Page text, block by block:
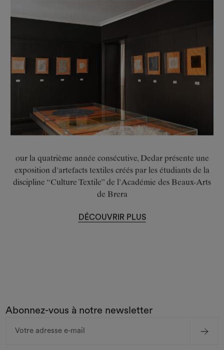
our la quatrième année consécutive, Dedar présente une
exposition d'artefacts textiles créés par les étudiants de la
discipline “Culture Textile” de l'Académie des Beaux-Arts
de Brera
DÉCOUVRIR PLUS
Abonnez-vous à notre newsletter